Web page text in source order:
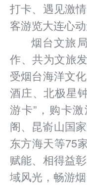
打卡、遇见激
客游览大连心动
烟台文旅
作、共为文旅
受烟台海洋文
酒庄、北极星
游卡”，购卡
阁、昆嵛山国
东方海天等75
赋能、相得益
域风光，畅游